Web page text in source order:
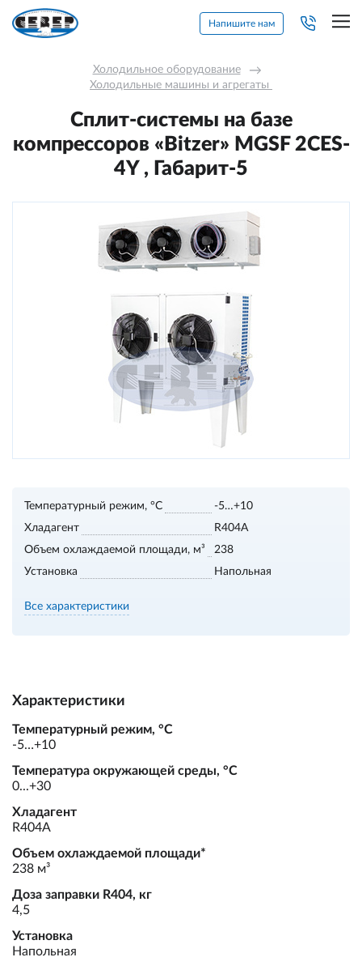
Напишите нам
Холодильное оборудование →
Холодильные машины и агрегаты
Сплит-системы на базе
компрессоров «Bitzer» MGSF 2CES-
4Y , Габарит-5
Температурный режим, °С
-5…+10
Хладагент
R404А
Объем охлаждаемой площади, м³
238
Установка
Напольная
Все характеристики
Характеристики
Температурный режим, °С
-5…+10
Температура окружающей среды, °С
0...+30
Хладагент
R404А
Объем охлаждаемой площади*
238 м³
Доза заправки R404, кг
4,5
Установка
Напольная